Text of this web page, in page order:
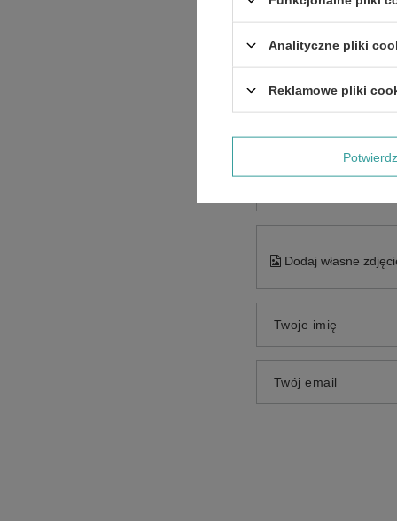
Dodaj własne
Twoje imię
Twój email
Analityczne pliki
Reklamowe pliki